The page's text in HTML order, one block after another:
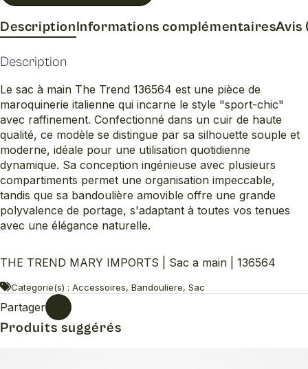
DescriptionInformations complémentairesAvis
Description
Le sac à main The Trend 136564 est une pièce de
maroquinerie italienne qui incarne le style "sport-chic"
avec raffinement. Confectionné dans un cuir de haute
qualité, ce modèle se distingue par sa silhouette souple et
moderne, idéale pour une utilisation quotidienne
dynamique. Sa conception ingénieuse avec plusieurs
compartiments permet une organisation impeccable,
tandis que sa bandoulière amovible offre une grande
polyvalence de portage, s'adaptant à toutes vos tenues
avec une élégance naturelle.
THE TREND MARY IMPORTS | Sac a main | 136564
Categorie(s) : Accessoires, Bandouliere, Sac
Partager
Produits suggérés